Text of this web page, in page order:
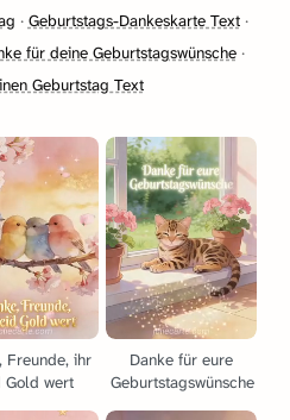
· Geburtstags-Dankeskarte Text·
für deine Geburtstagswünsche·
Geburtstag Text
Freunde, ihr
Gold wert
Danke für eure
Geburtstagswünsche